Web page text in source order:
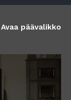
Avaa päävalikko